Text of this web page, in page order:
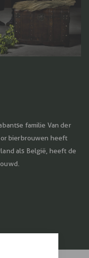
familie Van der
bierbrouwen heeft
als België, heeft de